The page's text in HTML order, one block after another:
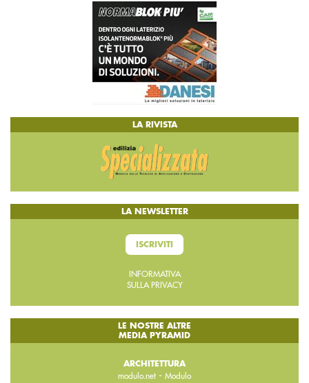
LA RIVISTA
LA NEWSLETTER
ISCRIVITI
INFORMATIVA
SULLA PRIVACY
LE NOSTRE ALTRE
MEDIA PYRAMID
ARCHITETTURA
modulo.net - Modulo